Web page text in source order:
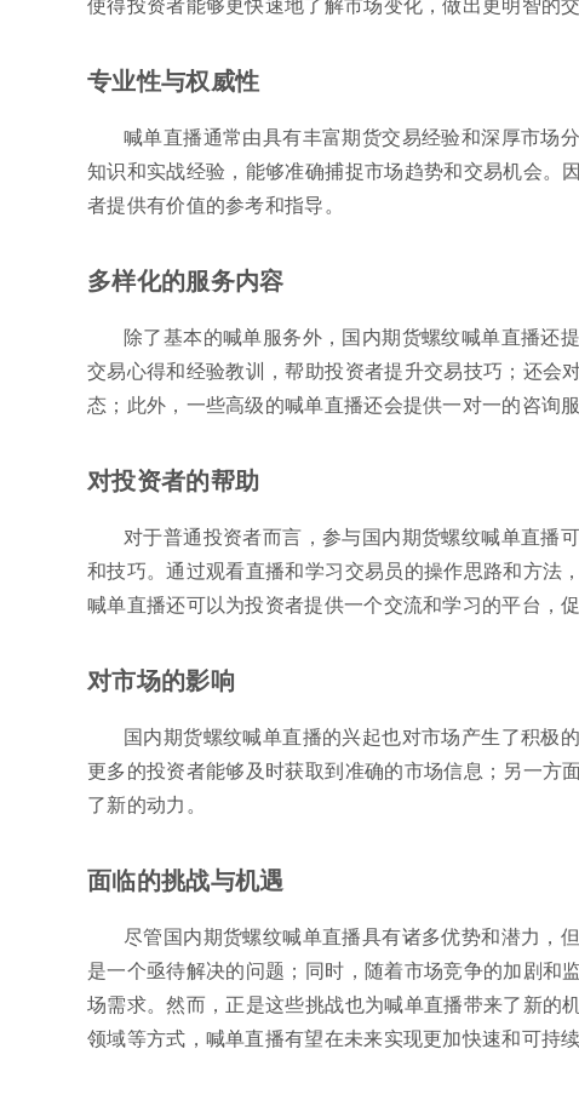
专业性与权威性
喊单直播通常由具有丰富期货交易经验和深厚市场
知识和实战经验，能够准确捕捉市场趋势和交易机会。
者提供有价值的参考和指导。
多样化的服务内容
除了基本的喊单服务外，国内期货螺纹喊单直播还
交易心得和经验教训，帮助投资者提升交易技巧；还会
态；此外，一些高级的喊单直播还会提供一对一的咨询
对投资者的帮助
对于普通投资者而言，参与国内期货螺纹喊单直播
和技巧。通过观看直播和学习交易员的操作思路和方法
喊单直播还可以为投资者提供一个交流和学习的平台，
对市场的影响
国内期货螺纹喊单直播的兴起也对市场产生了积极
更多的投资者能够及时获取到准确的市场信息；另一方
了新的动力。
面临的挑战与机遇
尽管国内期货螺纹喊单直播具有诸多优势和潜力，
是一个亟待解决的问题；同时，随着市场竞争的加剧
场需求。然而，正是这些挑战也为喊单直播带来了新的
领域等方式，喊单直播有望在未来实现更加快速和可持续